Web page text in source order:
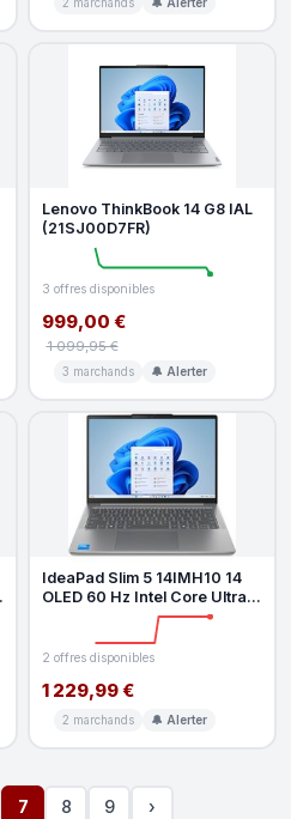
Lenovo ThinkBook 14 G8 IAL
(21SJ00D7FR)
3 offres disponibles
999,00 €
1 099,95 €
3 marchands 🔔 Alerter
IdeaPad Slim 5 14IMH10 14
OLED 60 Hz Intel Core Ultra 9
32 Go RAM 512 Go SSD Gre
2 offres disponibles
1 229,99 €
2 marchands 🔔 Alerter
7 8 9 ›